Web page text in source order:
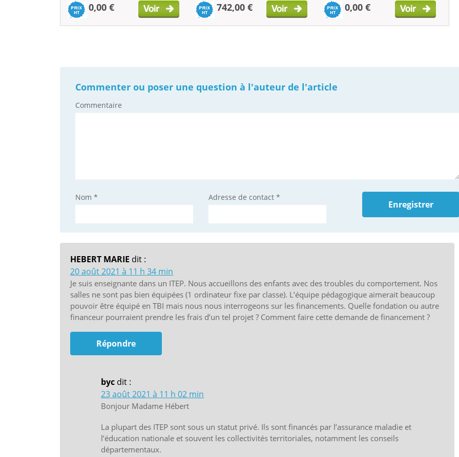
0,00 € 742,00 € 0,00 €
Commenter ou poser une question à l'auteur de l'article
Commentaire
Nom * Adresse de contact *
HEBERT MARIE dit :
20 août 2021 à 11 h 34 min
Je suis enseignante dans un ITEP. Nous accueillons des enfants avec des troubles du comportement. Nos
salles ne sont pas bien équipées (1 ordinateur fixe par classe). L’équipe pédagogique aimerait beaucoup
pouvoir être équipé en TBI mais nous nous interrogeons sur les financements. Quelle fondation ou autre
financeur pourraient prendre les frais d’un tel projet ? Comment faire cette demande de financement ?
Répondre
byc dit :
23 août 2021 à 11 h 02 min
Bonjour Madame Hébert
La plupart des ITEP sont sous un statut privé. Ils sont financés par l’assurance maladie et
l’éducation nationale et souvent les collectivités territoriales, notamment les conseils
départementaux.